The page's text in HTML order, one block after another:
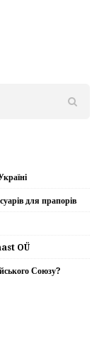
для прапорів
OÜ
Союзу?